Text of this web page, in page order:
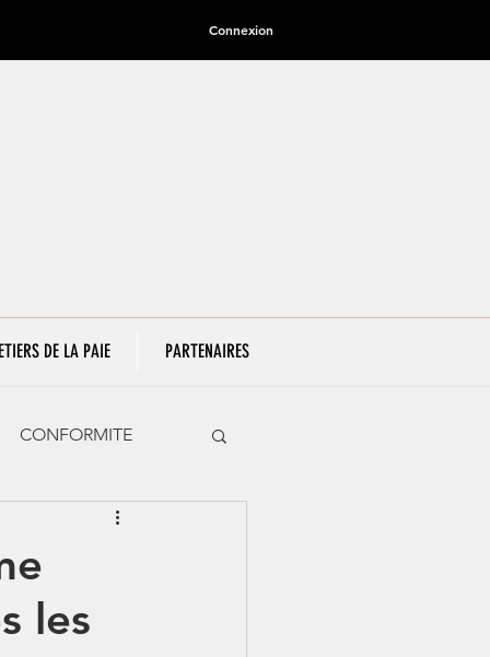
Connexion
DE LA PAIE PARTENAIRES
CONFORMITE
- IJSS
les